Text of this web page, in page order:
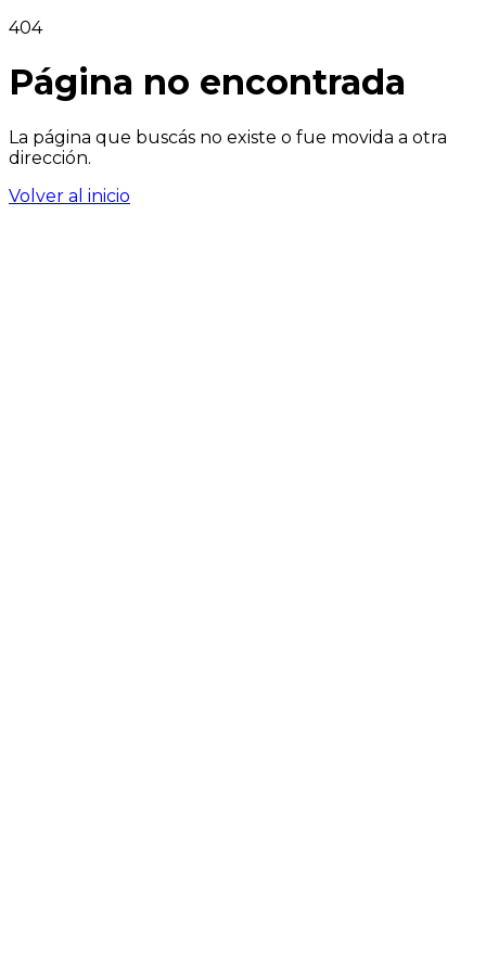
404
Página no encontrada
La página que buscás no existe o fue movida a otra
dirección.
Volver al inicio